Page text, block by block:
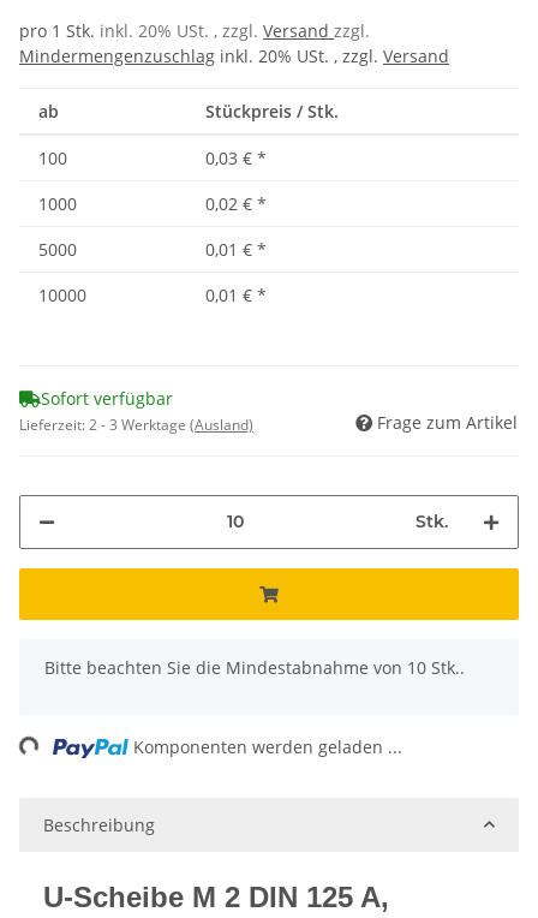
pro 1 Stk. inkl. 20% USt. , zzgl. Versand zzgl.
Mindermengenzuschlag inkl. 20% USt. , zzgl. Versand
ab Stückpreis / Stk.
100 0,03 € *
1000
0,02 € *
5000
0,01 € *
10000
0,01 € *
Sofort verfügbar
Lieferzeit:2 - 3 Werktage (Ausland) Frage zum Artikel
Stk.
x
Bitte beachten Sie die Mindestabnahme von 10 Stk..
Komponenten werden geladen ...
Beschreibung
U-Scheibe M 2 DIN 125 A,